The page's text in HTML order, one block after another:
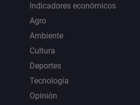
Indicadores económicos
Agro
Ambiente
Cultura
Deportes
Tecnología
Opinión